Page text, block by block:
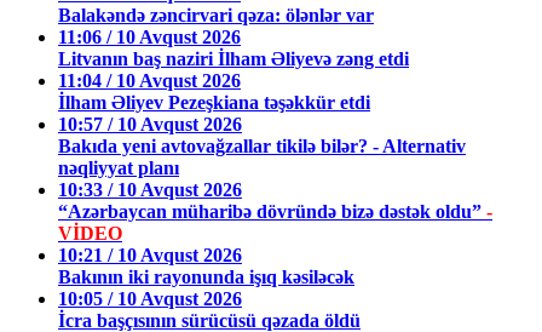
Balakəndə zəncirvari qəza: ölənlər var
11:06 / 10 Avqust 2026
Litvanın baş naziri İlham Əliyevə zəng etdi
11:04 / 10 Avqust 2026
İlham Əliyev Pezeşkiana təşəkkür etdi
10:57 / 10 Avqust 2026
Bakıda yeni avtovağzallar tikilə bilər? - Alternativ
nəqliyyat planı
10:33 / 10 Avqust 2026
“Azərbaycan müharibə dövründə bizə dəstək oldu” -
VİDEO
10:21 / 10 Avqust 2026
Bakının iki rayonunda işıq kəsiləcək
10:05 / 10 Avqust 2026
İcra başçısının sürücüsü qəzada öldü